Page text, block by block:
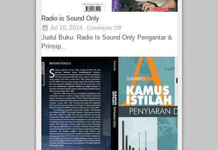
Radio is Sound Only
Jul 10, 2014 Comments Off
Judul Buku: Radio Is Sound Only Pengantar &
Prinsip...